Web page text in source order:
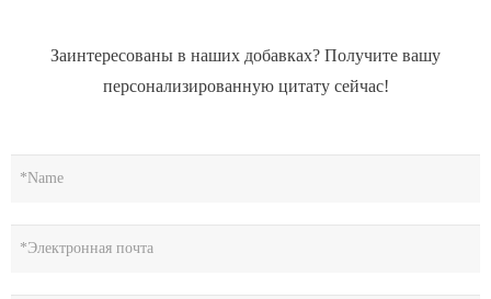
Заинтересованы в наших добавках? Получите вашу
персонализированную цитату сейчас!